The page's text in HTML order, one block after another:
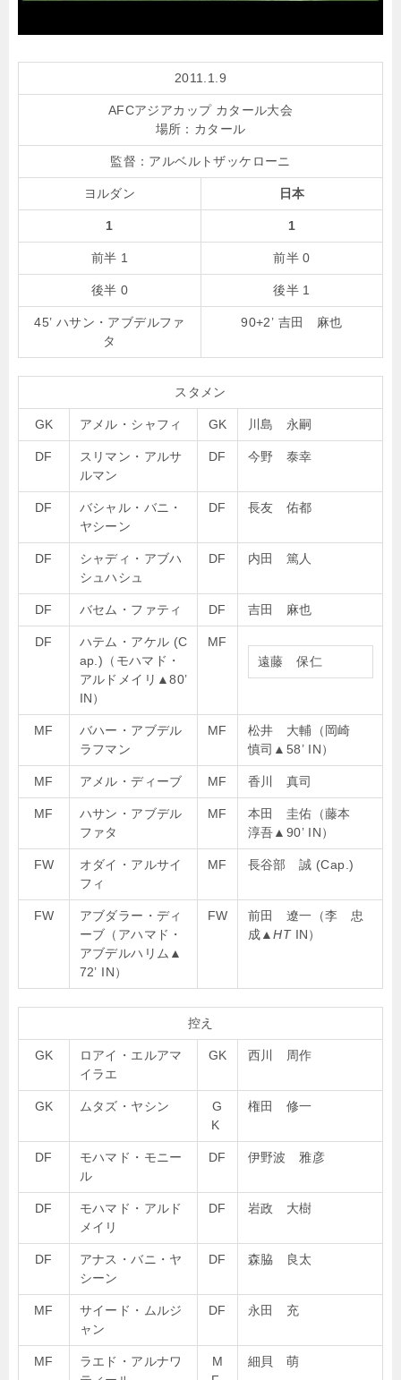
2011.1.9
AFCアジアカップ カタール大会
場所：カタール
監督： アルベルトザッケローニ
ヨルダン 日本
1 1
前半 1 前半 0
後半 0 後半 1
45’ ハサン・アブデルファ
タ
90+2’ 吉田 麻也
スタメン
GK アメル・シャフィ GK 川島 永嗣
DF
スリマン・アルサ
ルマン
DF 今野 泰幸
DF
バシャル・バニ・
ヤシーン
DF 長友 佑都
DF
シャディ・アブハ
シュハシュ
DF 内田 篤人
DF バセム・ファティ DF 吉田 麻也
DF
ハテム・アケル (C
ap.)（モハマド・
アルドメイリ ▲80’
IN）
MF
遠藤 保仁
MF
バハー・アブデル
ラフマン
MF
松井 大輔（岡崎
慎司 ▲ 58’ IN）
MF アメル・ディーブ MF 香川 真司
MF
ハサン・アブデル
ファタ
MF
本田 圭佑（藤本
淳吾▲ 90’ IN）
FW
オダイ・アルサイ
フィ
MF 長谷部 誠 (Cap.)
FW
アブダラー・ディ
ーブ（アハマド・
アブデルハリム ▲
72’ IN）
FW
前田 遼一（李 忠
成▲HTIN）
控え
GK
ロアイ・エルアマ
イラエ
GK 西川 周作
GK ムタズ・ヤシン
G
K
権田 修一
DF
モハマド・モニー
ル
DF 伊野波 雅彦
DF
モハマド・アルド
メイリ
DF 岩政 大樹
DF
アナス・バニ・ヤ
シーン
DF 森脇 良太
MF
サイード・ムルジ
ャン
DF 永田 充
MF
ラエド・アルナワ
M
細貝 萌